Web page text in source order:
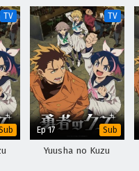
TV TV
Ep 17 Sub
Yuusha no Kuzu